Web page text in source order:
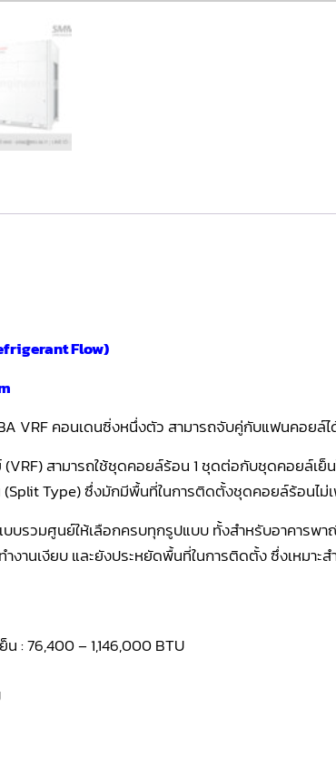
Flow)
VRF คอนเดนซิ่งหนึ่งตัว สามารถจับคู่กับแฟนคอยล์
สามารถใช้ชุดคอยล์ร้อน 1 ชุดต่อกับชุดคอยล์เ
Type) ซึ่งมักมีพื้นที่ในการติดตั้งชุดคอยล์ร้อนไม่
บบรวมศูนย์ให้เลือกครบทุกรูปแบบ ทั้งสำหรับอาคาร
านเงียบ และยังประหยัดพื้นที่ในการติดตั้ง ซึ่งเหมาะส
น : 76,400 – 1,146,000 BTU